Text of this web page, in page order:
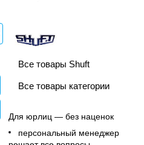
Все товары Shuft
Все товары категории
Для юрлиц — без наценок
персональный менеджер